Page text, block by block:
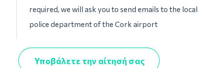
required, we will ask you to send emails to the local
police department of the Cork airport
Υποβάλετε την αίτησή σας